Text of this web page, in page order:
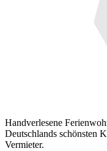
Handverlesene
Deutschlands schönsten
Vermieter.